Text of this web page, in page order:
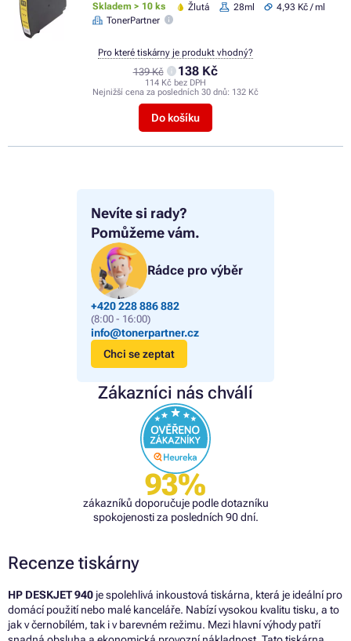
Nevíte si rady?
Pomůžeme vám.
Rádce pro výběr
+420 228 886 882
(8:00 - 16:00)
info@tonerpartner.cz
Chci se zeptat
Zákazníci nás chválí
93%
zákazníků doporučuje podle dotazníku
spokojenosti za posledních 90 dní.
Skladem > 10 ks Žlutá 28ml
4,93 Kč / ml
TonerPartner
139 Kč 138 Kč
114 Kč bez DPH
Nejnižší cena za posledních 30 dnů: 132 Kč
Do košíku
Pro které tiskárny je produkt vhodný?
Recenze tiskárny
HP DESKJET 940 je spolehlivá inkoustová tiskárna, která je ideální pro
domácí použití nebo malé kanceláře. Nabízí vysokou kvalitu tisku, a to
jak v černobílém, tak i v barevném režimu. Mezi hlavní výhody patří